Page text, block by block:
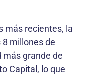
más recientes, la
8 millones de
más grande de
Capital, lo que